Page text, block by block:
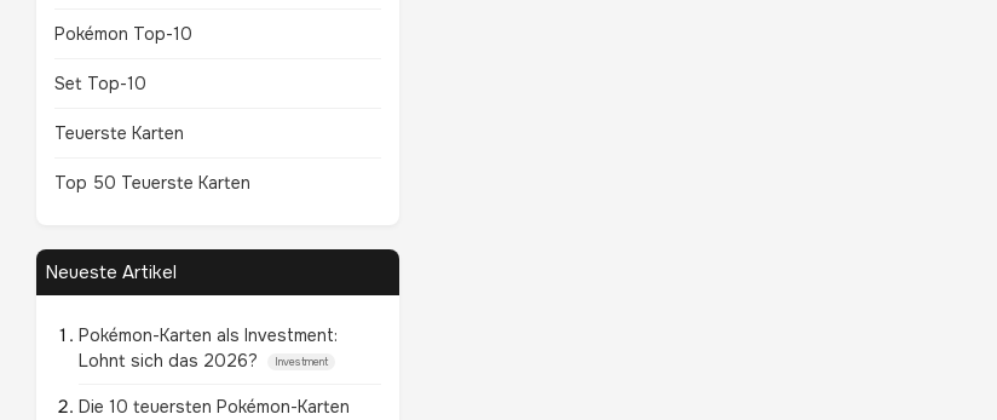
Pokémon Top-10
Set Top-10
Teuerste Karten
Top 50 Teuerste Karten
Neueste Artikel
Pokémon-Karten als Investment:
Lohnt sich das 2026?
Investment
Die 10 teuersten Pokémon-Karten